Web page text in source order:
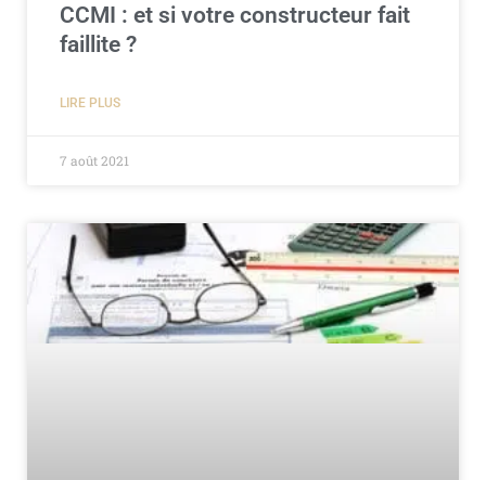
CCMI : et si votre constructeur fait
faillite ?
LIRE PLUS
7 août 2021